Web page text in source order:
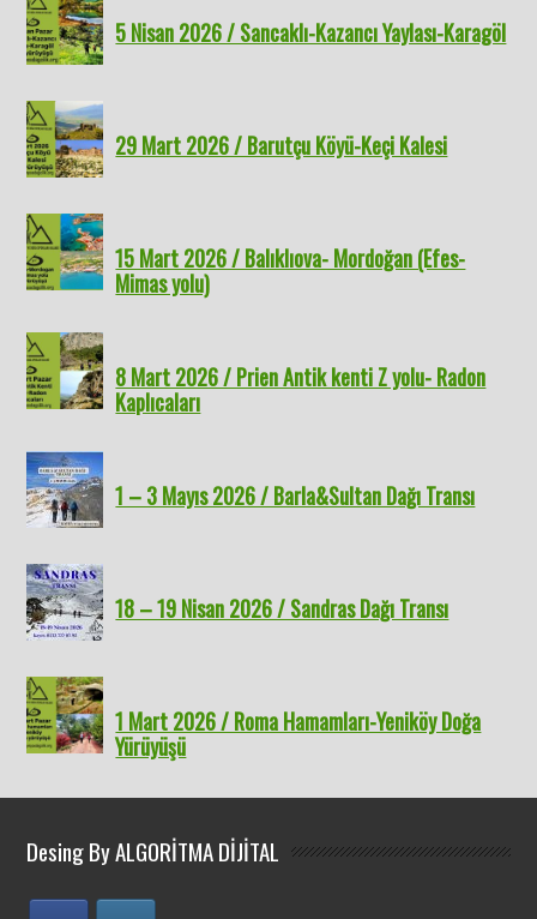
5 Nisan 2026 / Sancaklı-Kazancı Yaylası-Karagöl
29 Mart 2026 / Barutçu Köyü-Keçi Kalesi
15 Mart 2026 / Balıklıova- Mordoğan (Efes-
Mimas yolu)
8 Mart 2026 / Prien Antik kenti Z yolu- Radon
Kaplıcaları
1 – 3 Mayıs 2026 / Barla&Sultan Dağı Transı
18 – 19 Nisan 2026 / Sandras Dağı Transı
1 Mart 2026 / Roma Hamamları-Yeniköy Doğa
Yürüyüşü
Desing By ALGORİTMA DİJİTAL